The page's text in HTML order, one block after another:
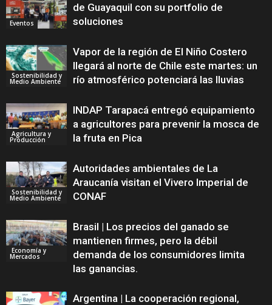
Eventos
de Guayaquil con su portfolio de
soluciones
Sostenibilidad y
Medio Ambiente
Vapor de la región de El Niño Costero
llegará al norte de Chile este martes: un
río atmosférico potenciará las lluvias
Agricultura y
Producción
INDAP Tarapacá entregó equipamiento
a agricultores para prevenir la mosca de
la fruta en Pica
Sostenibilidad y
Medio Ambiente
Autoridades ambientales de La
Araucanía visitan el Vivero Imperial de
CONAF
Economía y
Mercados
Brasil | Los precios del ganado se
mantienen firmes, pero la débil
demanda de los consumidores limita
las ganancias.
Argentina | La cooperación regional,